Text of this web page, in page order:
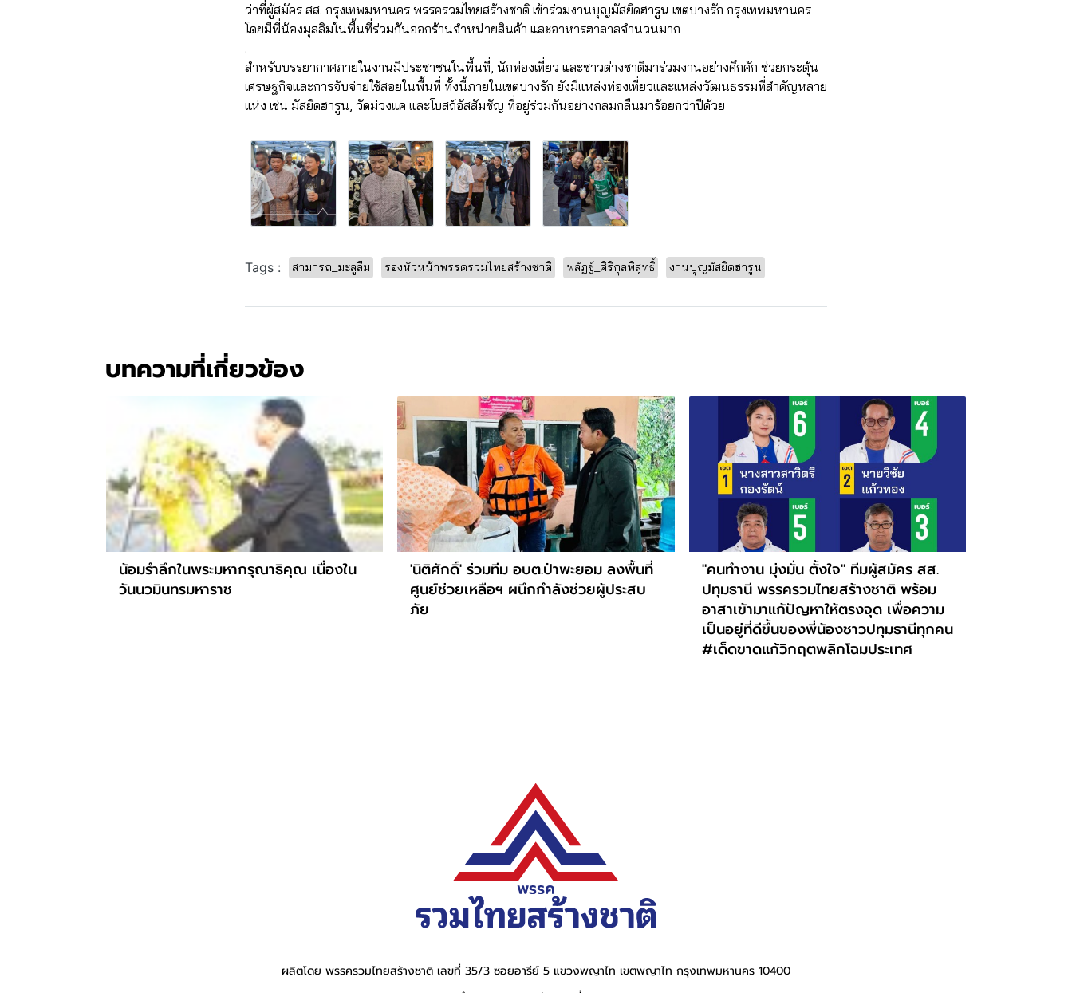
ว่าที่ผู้สมัคร สส. กรุงเทพมหานคร พรรครวมไทยสร้างชาติ เข้าร่วมงานบุญมัสยิดฮารูน เขตบางรัก กรุงเทพมหานคร
โดยมีพี่น้องมุสลิมในพื้นที่ร่วมกันออกร้านจำหน่ายสินค้า และอาหารฮาลาลจำนวนมาก
.
สำหรับบรรยากาศภายในงานมีประชาชนในพื้นที่, นักท่องเที่ยว และชาวต่างชาติมาร่วมงานอย่างคึกคัก ช่วยกระตุ้น
เศรษฐกิจและการจับจ่ายใช้สอยในพื้นที่ ทั้งนี้ภายในเขตบางรัก ยังมีแหล่งท่องเที่ยวและแหล่งวัฒนธรรมที่สำคัญหลาย
แห่ง เช่น มัสยิดฮารูน, วัดม่วงแค และโบสถ์อัสสัมชัญ ที่อยู่ร่วมกันอย่างกลมกลืนมาร้อยกว่าปีด้วย
Tags : สามารถ_มะลูลีม รองหัวหน้าพรรครวมไทยสร้างชาติ พลัฏฐ์_ศิริกุลพิสุทธิ์ งานบุญมัสยิดฮารูน
บทความที่เกี่ยวข้อง
น้อมรำลึกในพระมหากรุณาธิคุณ เนื่องใน
วันนวมินทรมหาราช
'นิติศักดิ์' ร่วมทีม อบต.ป่าพะยอม ลงพื้นที่
ศูนย์ช่วยเหลือฯ ผนึกกำลังช่วยผู้ประสบ
ภัย
"คนทำงาน มุ่งมั่น ตั้งใจ" ทีมผู้สมัคร สส.
ปทุมธานี พรรครวมไทยสร้างชาติ พร้อม
อาสาเข้ามาแก้ปัญหาให้ตรงจุด เพื่อความ
เป็นอยู่ที่ดีขึ้นของพี่น้องชาวปทุมธานีทุกคน
#เด็ดขาดแก้วิกฤตพลิกโฉมประเทศ
ผลิตโดย พรรครวมไทยสร้างชาติ เลขที่ 35/3 ซอยอารีย์ 5 แขวงพญาไท เขตพญาไท กรุงเทพมหานคร 10400